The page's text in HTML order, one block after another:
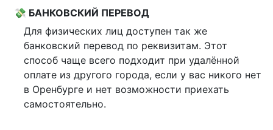
💸 БАНКОВСКИЙ ПЕРЕВОД
Для физических лиц доступен так же
банковский перевод по реквизитам. Этот
способ чаще всего подходит при удалённой
оплате из другого города, если у вас никого нет
в Оренбурге и нет возможности приехать
самостоятельно.